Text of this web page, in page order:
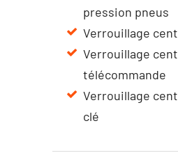
pression pneus
Verrouillage
Verrouillage
télécommande
Verrouillage
clé